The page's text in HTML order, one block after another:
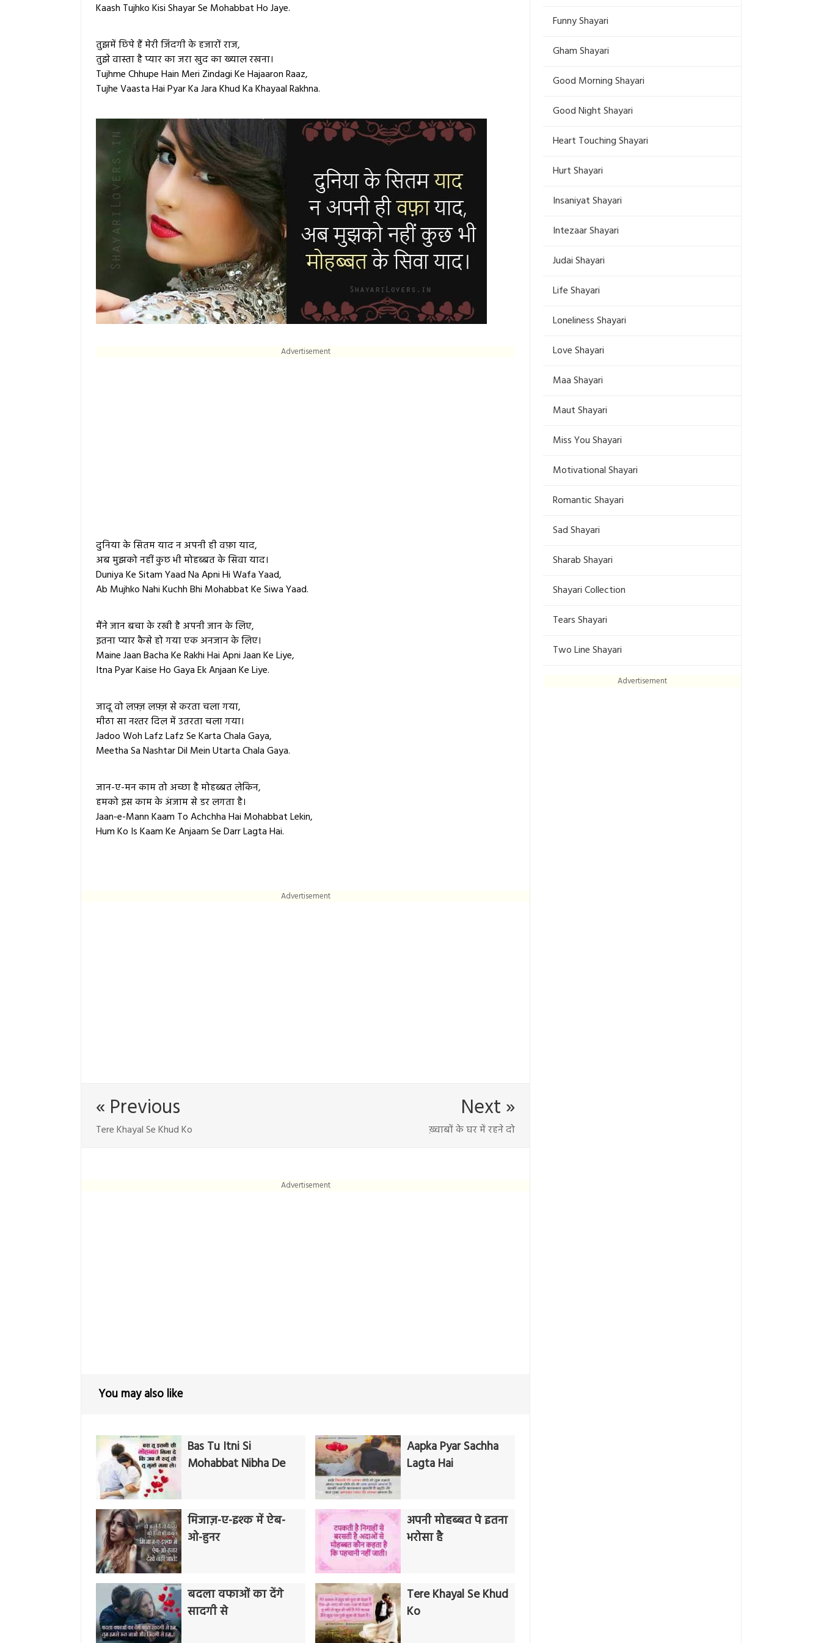
Kaash Tujhko Kisi Shayar Se Mohabbat Ho Jaye.
तुझमें छिपे हैं मेरी जिंदगी के हजारों राज,
तुझे वास्ता है प्यार का जरा खुद का ख्याल रखना।
Tujhme Chhupe Hain Meri Zindagi Ke Hajaaron Raaz,
Tujhe Vaasta Hai Pyar Ka Jara Khud Ka Khayaal Rakhna.
Advertisement
दुनिया के सितम याद न अपनी ही वफ़ा याद,
अब मुझको नहीं कुछ भीमोहब्बतके सिवा याद।
Duniya Ke Sitam Yaad Na Apni Hi Wafa Yaad,
Ab Mujhko Nahi Kuchh Bhi Mohabbat Ke Siwa Yaad.
मैंने जान बचा के रखी है अपनी जान के लिए,
इतनाप्यारकैसे हो गया एक अनजान के लिए।
Maine Jaan Bacha Ke Rakhi Hai Apni Jaan Ke Liye,
Itna Pyar Kaise Ho Gaya Ek Anjaan Ke Liye.
जादू वो लफ़्ज़ लफ़्ज़ से करता चला गया,
मीठा सा नश्तर दिल में उतरता चला गया।
Jadoo Woh Lafz Lafz Se Karta Chala Gaya,
Meetha Sa Nashtar Dil Mein Utarta Chala Gaya.
जान-ए-मन काम तो अच्छा है मोहब्बत लेकिन,
हमको इस काम के अंजाम से डर लगता है।
Jaan-e-Mann Kaam To Achchha Hai Mohabbat Lekin,
Hum Ko Is Kaam Ke Anjaam Se Darr Lagta Hai.
Advertisement
Next »
ख़्वाबों के घर में रहने दो
« Previous
Tere Khayal Se Khud Ko
Advertisement
You may also like
Bas Tu Itni Si
Mohabbat Nibha De
Aapka Pyar Sachha
Lagta Hai
मिजाज़-ए-इश्क में ऐब-
ओ-हुनर
अपनी मोहब्बत पे इतना
भरोसा है
बदला वफाओं का देंगे
सादगी से
Tere Khayal Se Khud
Ko
Funny Shayari
Gham Shayari
Good Morning Shayari
Good Night Shayari
Heart Touching Shayari
Hurt Shayari
Insaniyat Shayari
Intezaar Shayari
Judai Shayari
Life Shayari
Loneliness Shayari
Love Shayari
Maa Shayari
Maut Shayari
Miss You Shayari
Motivational Shayari
Romantic Shayari
Sad Shayari
Sharab Shayari
Shayari Collection
Tears Shayari
Two Line Shayari
Advertisement